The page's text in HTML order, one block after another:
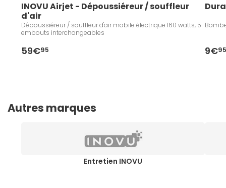
INOVU Airjet - Dépoussiéreur / souffleur
d'air
Dépoussiéreur / souffleur d'air mobile électrique 160 watts, 5
embouts interchangeables
59€95 9€
Autres marques
Entretien INOVU